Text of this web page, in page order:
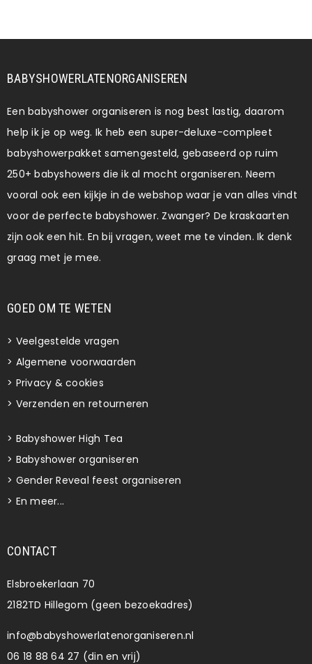
BABYSHOWERLATENORGANISEREN
Een babyshower organiseren is nog best lastig, daarom
help ik je op weg. Ik heb een super-deluxe-compleet
babyshowerpakket samengesteld, gebaseerd op ruim
250+ babyshowers die ik al mocht organiseren. Neem
vooral ook een kijkje in de webshop waar je van alles vindt
voor de perfecte babyshower. Zwanger? De kraskaarten
zijn ook een hit. En bij vragen, weet me te vinden. Ik denk
graag met je mee.
GOED OM TE WETEN
> Veelgestelde vragen
> Algemene voorwaarden
> Privacy & cookies
> Verzenden en retourneren
> Babyshower High Tea
> Babyshower organiseren
> Gender Reveal feest organiseren
> En meer...
CONTACT
Elsbroekerlaan 70
2182TD Hillegom (geen bezoekadres)
info@babyshowerlatenorganiseren.nl
06 18 88 64 27 (din en vrij)